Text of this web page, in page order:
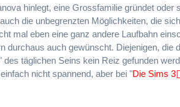
hinlegt, eine Grossfamilie gründet
die unbegrenzten Möglichkeiten, die
mal eben eine ganz andere Laufbahn
durchaus auch gewünscht. Diejenigen, die
täglichen Seins kein Reiz gefunden
nicht spannend, aber bei "Die Sims 3